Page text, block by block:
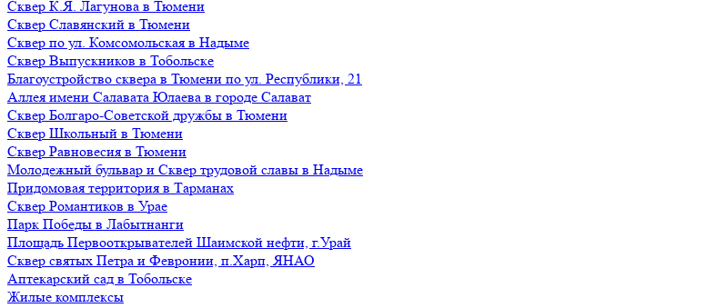
Сквер К.Я. Лагунова в Тюмени
Сквер Славянский в Тюмени
Сквер по ул. Комсомольская в Надыме
Сквер Выпускников в Тобольске
Благоустройство сквера в Тюмени по ул. Республики, 21
Аллея имени Салавата Юлаева в городе Салават
Сквер Болгаро-Советской дружбы в Тюмени
Сквер Школьный в Тюмени
Сквер Равновесия в Тюмени
Молодежный бульвар и Сквер трудовой славы в Надыме
Придомовая территория в Тарманах
Сквер Романтиков в Урае
Парк Победы в Лабытнанги
Площадь Первооткрывателей Шаимской нефти, г.Урай
Сквер святых Петра и Февронии, п.Харп, ЯНАО
Аптекарский сад в Тобольске
Жилые комплексы